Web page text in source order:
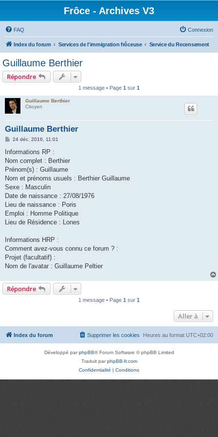
Frôce - Archives V3
FAQ Connexion
Index du forum Services de l'immigration frôceuse Service du Recensement
Guillaume Berthier
Répondre
1 message • Page 1 sur 1
Guillaume Berthier
Citoyen
Guillaume Berthier
M
s
a
g
24 déc. 2016, 11:01
Informations RP :
Nom complet : Berthier
Prénom(s) : Guillaume
Nom et prénoms usuels : Berthier Guillaume
Sexe : Masculin
Date de naissance : 27/08/1976
Lieu de naissance : Poris
Emploi : Homme Politique
Lieu de Résidence : Lones
Informations HRP :
Comment avez-vous connu ce forum ? :
Projet (facultatif) :
Nom de l'avatar : Guillaume Peltier
Répondre
1 message • Page 1 sur 1
Aller à
Index du forum Heures au format UTC+02:00
Supprimer les cookies
Développé parphpBB® Forum Software © phpBB Limited
Traduit parphpBB-fr.com
Confidentialité | Conditions